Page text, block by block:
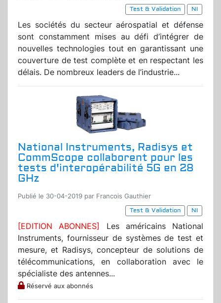
Test & Validation
NI
Les sociétés du secteur aérospatial et défense
sont constamment mises au défi d’intégrer de
nouvelles technologies tout en garantissant une
couverture de test complète et en respectant les
délais. De nombreux leaders de l’industrie...
National Instruments, Radisys et
CommScope collaborent pour les
tests d'interopérabilité 5G en 28
GHz
Publié le 30-04-2019 par Francois Gauthier
Test & Validation
NI
[EDITION ABONNES]
Les américains National
Instruments, fournisseur de systèmes de test et
mesure, et Radisys, concepteur de solutions de
télécommunications, en collaboration avec le
spécialiste des antennes...
Réservé aux abonnés